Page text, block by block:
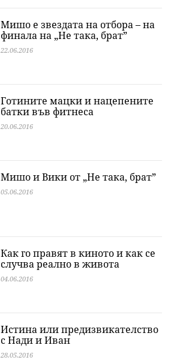
Мишо е звездата на отбора – на
финала на „Не така, брат”
22.06.2016
Готините мацки и нацепените
батки във фитнеса
20.06.2016
Мишо и Вики от „Не така, брат”
05.06.2016
Как го правят в киното и как се
случва реално в живота
04.06.2016
Истина или предизвикателство
с Нади и Иван
28.05.2016